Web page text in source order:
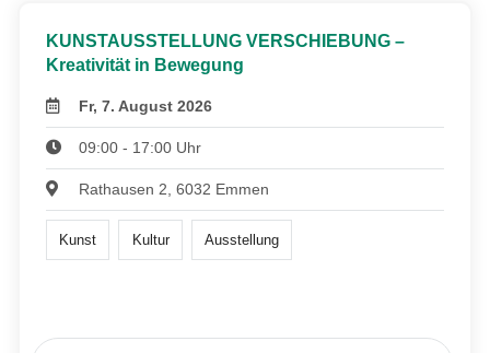
KUNSTAUSSTELLUNG VERSCHIEBUNG –
Kreativität in Bewegung
Fr, 7. August 2026
09:00 - 17:00 Uhr
Rathausen 2, 6032 Emmen
Kunst Kultur Ausstellung